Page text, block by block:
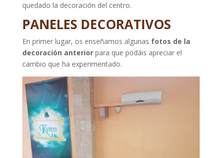
quedado la decoración del centro.
PANELES DECORATIVOS
En primer lugar, os enseñamos algunas fotos de la
decoración anteriorpara que podáis apreciar el
cambio que ha experimentado.